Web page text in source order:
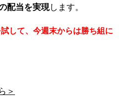
配当を実現します。
して、今週末からは勝ち組に
＞